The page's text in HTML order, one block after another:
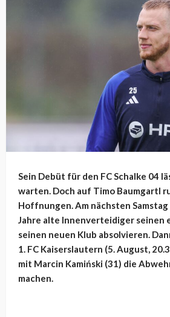
Sein Debüt für den FC Schalke 04
warten. Doch auf Timo Baumgartl
Hoffnungen. Am nächsten
Jahre alte Innenverteidiger seinen
seinen neuen Klub absolvieren.
1. FC Kaiserslautern (5. August,
mit Marcin Kamiński (31) die
machen.